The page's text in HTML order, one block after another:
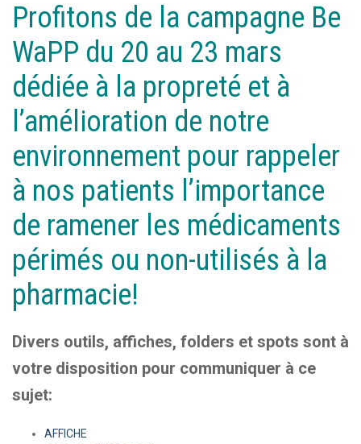
Profitons de la campagne Be
WaPP du 20 au 23 mars
dédiée à la propreté et à
l’amélioration de notre
environnement pour rappeler
à nos patients l’importance
de ramener les médicaments
périmés ou non-utilisés à la
pharmacie!
Divers outils, affiches, folders et spots sont à
votre disposition pour communiquer à ce
sujet:
AFFICHE